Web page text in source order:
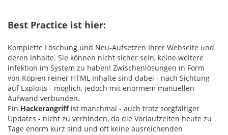
Best Practice ist hier:
Komplette Löschung und Neu-Aufsetzen Ihrer Webseite und
deren Inhalte. Sie können nicht sicher sein, keine weitere
ìnfektion im System zu haben! Zwischenlösungen in Form
von Kopien reiner HTML Inhalte sind dabei - nach Sichtung
auf Exploits - möglich, jedoch mit enormem manuellen
Aufwand verbunden.
Ein Hackerangriff ist manchmal - auch trotz sorgfältiger
Updates - nicht zu verhinden, da die Vorlaufzeiten heute zu
Tage enorm kurz sind und oft keine ausreichenden